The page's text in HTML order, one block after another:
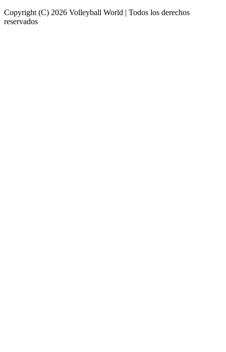
Copyright (C) 2026 Volleyball World | Todos los derechos
reservados